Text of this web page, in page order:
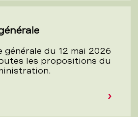
générale du 12 mai 2026
les propositions du